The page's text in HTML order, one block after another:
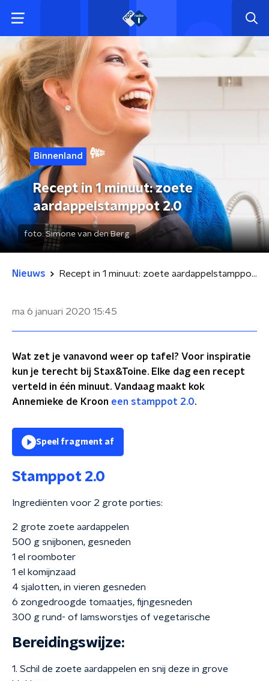
Binnenland
Recept in 1 minuut: zoete
aardappelstamppot 2.0
foto:Simone van den Berg
Nieuws Recept in 1 minuut: zoete aardappelstamppot 2.0
ma 6 januari 2020 15:45
Wat zet je vanavond weer op tafel? Voor inspiratie
kun je terecht bij Stax&Toine. Elke dag een recept
verteld in één minuut. Vandaag maakt kok
Annemieke de Kroon een stamppot 2.0.
Speel fragment af
Stamppot 2.0
Ingrediënten voor 2 grote porties:
2 grote zoete aardappelen
500 g snijbonen, gesneden
1 el roomboter
1 el komijnzaad
4 sjalotten, in vieren gesneden
6 zongedroogde tomaatjes, fijngesneden
300 g rund- of lamsworstjes of vegetarische
Bereidingswijze:
1. Schil de zoete aardappelen en snij deze in grove